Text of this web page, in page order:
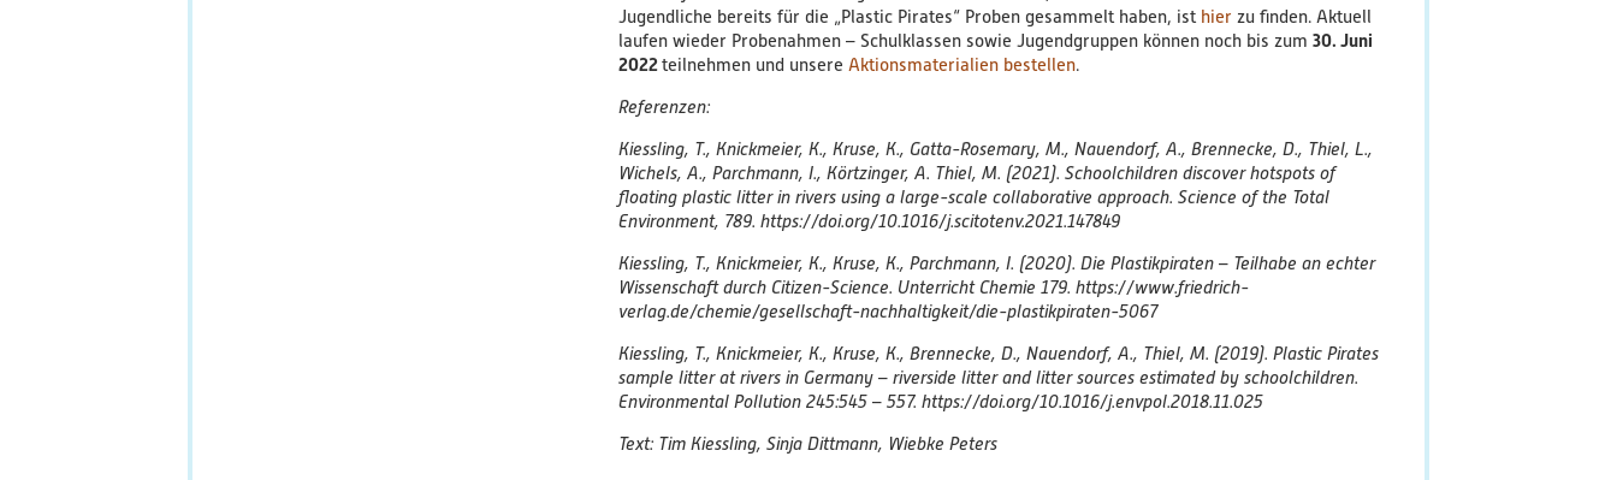
Jugendliche bereits für die „Plastic Pirates“ Proben gesammelt haben, ist hier zu finden. Aktuell
laufen wieder Probenahmen – Schulklassen sowie Jugendgruppen können noch bis zum 30. Juni
2022teilnehmen und unsere Aktionsmaterialien bestellen.
Referenzen:
Kiessling, T., Knickmeier, K., Kruse, K., Gatta-Rosemary, M., Nauendorf, A., Brennecke, D., Thiel, L.,
Wichels, A., Parchmann, I., Körtzinger, A. Thiel, M. (2021). Schoolchildren discover hotspots of
floating plastic litter in rivers using a large-scale collaborative approach. Science of the Total
Environment, 789. https://doi.org/10.1016/j.scitotenv.2021.147849
Kiessling, T., Knickmeier, K., Kruse, K., Parchmann, I. (2020). Die Plastikpiraten – Teilhabe an echter
Wissenschaft durch Citizen-Science. Unterricht Chemie 179. https://www.friedrich-
verlag.de/chemie/gesellschaft-nachhaltigkeit/die-plastikpiraten-5067
Kiessling, T., Knickmeier, K., Kruse, K., Brennecke, D., Nauendorf, A., Thiel, M. (2019). Plastic Pirates
sample litter at rivers in Germany – riverside litter and litter sources estimated by schoolchildren.
Environmental Pollution 245:545 – 557. https://doi.org/10.1016/j.envpol.2018.11.025
Text: Tim Kiessling, Sinja Dittmann, Wiebke Peters